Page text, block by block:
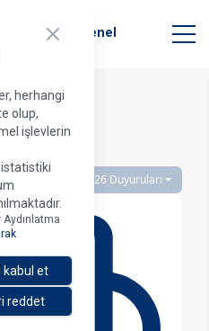
Close panel
herhangi
olup,
işlevlerin
istatistiki
kabul et
reddet
İşletmesi Genel
2026 Duyuruları